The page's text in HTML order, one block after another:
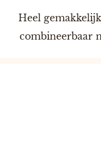
Heel
combineerbaar